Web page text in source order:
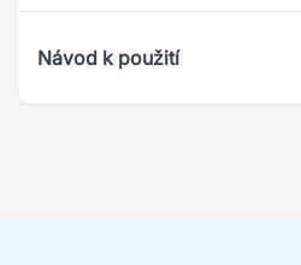
Návod k použití